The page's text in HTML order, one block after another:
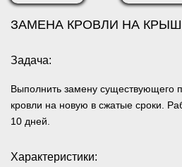
ЗАМЕНА КРОВЛИ НА
Задача:
Выполнить замену существующего
кровли на новую в сжатые сроки.
10 дней.
Характеристики: